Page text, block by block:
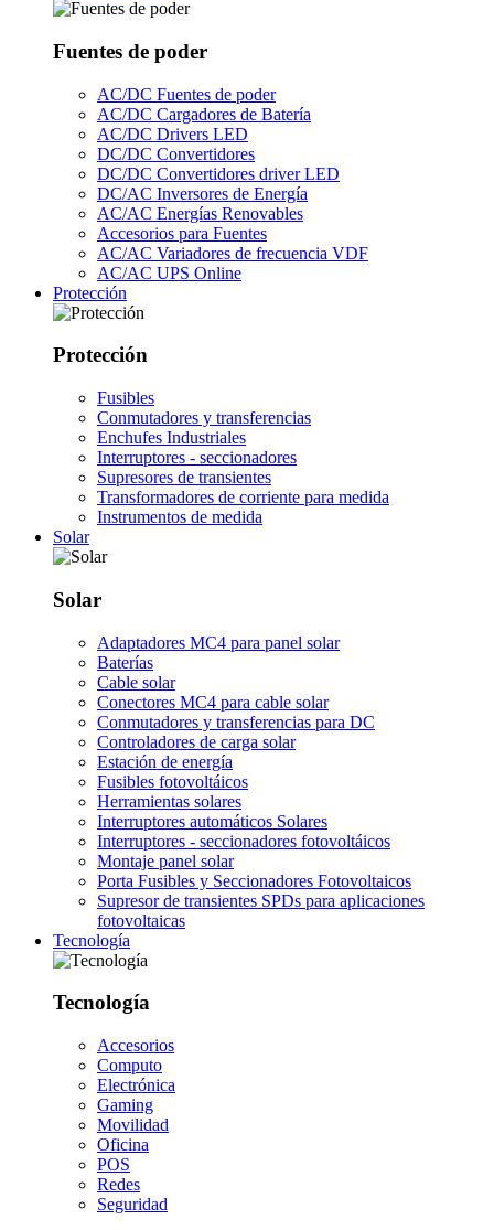
Fuentes de poder
AC/DC Fuentes de poder
AC/DC Cargadores de Batería
AC/DC Drivers LED
DC/DC Convertidores
DC/DC Convertidores driver LED
DC/AC Inversores de Energía
AC/AC Energías Renovables
Accesorios para Fuentes
AC/AC Variadores de frecuencia VDF
AC/AC UPS Online
Protección
Protección
Fusibles
Conmutadores y transferencias
Enchufes Industriales
Interruptores - seccionadores
Supresores de transientes
Transformadores de corriente para medida
Instrumentos de medida
Solar
Solar
Adaptadores MC4 para panel solar
Baterías
Cable solar
Conectores MC4 para cable solar
Conmutadores y transferencias para DC
Controladores de carga solar
Estación de energía
Fusibles fotovoltáicos
Herramientas solares
Interruptores automáticos Solares
Interruptores - seccionadores fotovoltáicos
Montaje panel solar
Porta Fusibles y Seccionadores Fotovoltaicos
Supresor de transientes SPDs para aplicaciones
fotovoltaicas
Tecnología
Tecnología
Accesorios
Computo
Electrónica
Gaming
Movilidad
Oficina
POS
Redes
Seguridad